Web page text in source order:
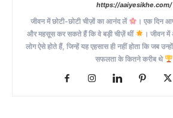
https://aaiyesikhe.com/
जीवन में छोटी-छोटी चीज़ों का आनंद लें
। एक दिन
और महसूस कर सकते हैं कि वे बड़ी चीज़ें थीं
। जीवन
लोग ऐसे होते हैं, जिन्हें यह एहसास ही नहीं होता कि जब
सफलता के कितने करीब थे